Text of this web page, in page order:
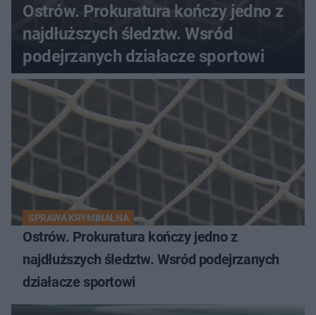
Ostrów. Prokuratura kończy jedno z
najdłuższych śledztw. Wsród
podejrzanych działacze sportowi
SPRAWA KRYMINALNA
Ostrów. Prokuratura kończy jedno z
najdłuższych śledztw. Wsród podejrzanych
działacze sportowi